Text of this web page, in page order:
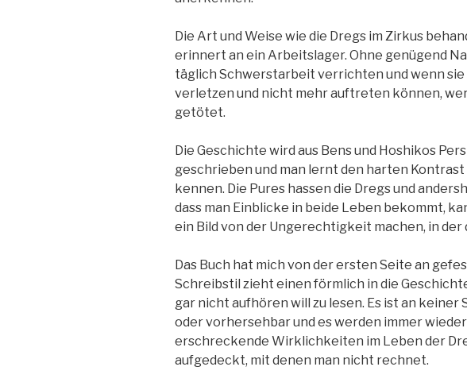
Die Art und Weise wie die Dregs im Zirkus
erinnert an ein Arbeitslager. Ohne genügend
täglich Schwerstarbeit verrichten und wenn sie
verletzen und nicht mehr auftreten können,
getötet.
Die Geschichte wird aus Bens und Hoshikos
geschrieben und man lernt den harten
kennen. Die Pures hassen die Dregs und
dass man Einblicke in beide Leben bekommt,
ein Bild von der Ungerechtigkeit machen, in der
Das Buch hat mich von der ersten Seite an
Schreibstil zieht einen förmlich in die
gar nicht aufhören will zu lesen. Es ist an keiner
oder vorhersehbar und es werden immer
erschreckende Wirklichkeiten im Leben der
aufgedeckt, mit denen man nicht rechnet.